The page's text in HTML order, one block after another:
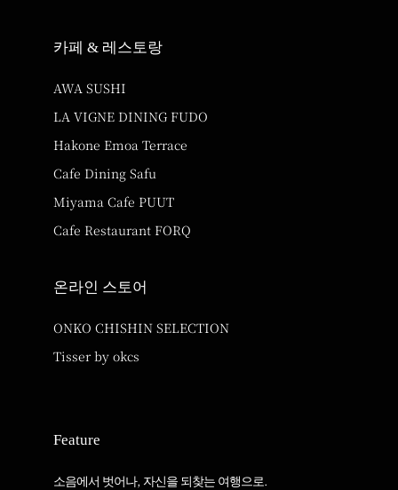
카페 & 레스토랑
AWA SUSHI
LA VIGNE DINING FUDO
Hakone Emoa Terrace
Cafe Dining Safu
Miyama Cafe PUUT
Cafe Restaurant FORQ
온라인 스토어
ONKO CHISHIN SELECTION
Tisser by okcs
Feature
소음에서 벗어나, 자신을 되찾는 여행으로.